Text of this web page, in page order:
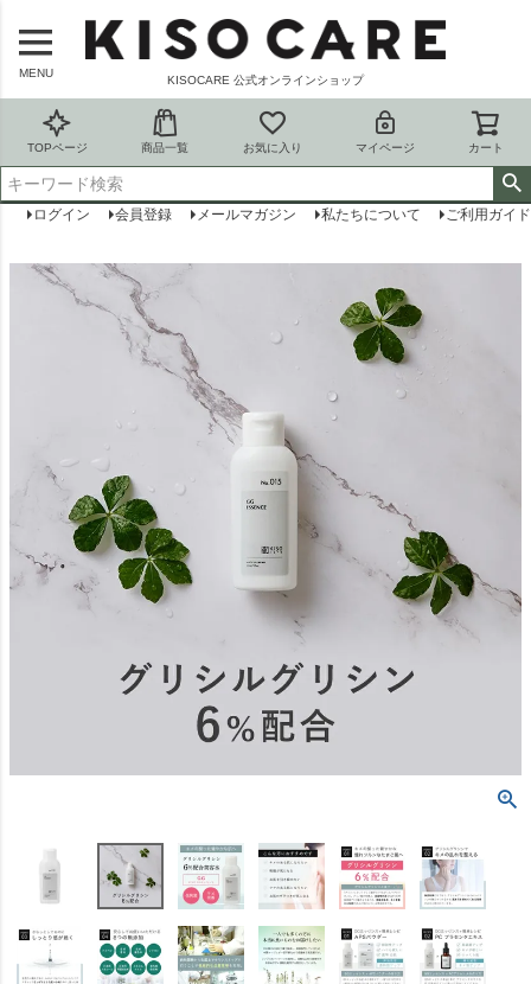
MENU
KISOCARE 公式オンラインショップ
TOPページ 商品一覧 お気に入り マイページ カート
ログイン 会員登録 メールマガジン 私たちについて ご利用ガイド